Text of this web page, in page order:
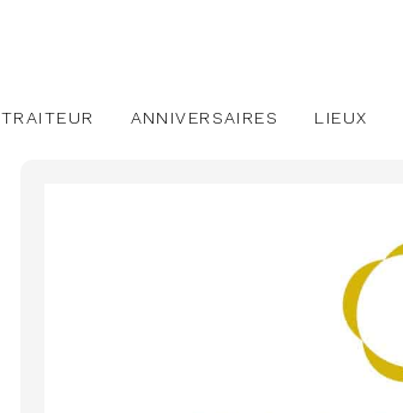
TRAITEUR ANNIVERSAIRES LIEUX